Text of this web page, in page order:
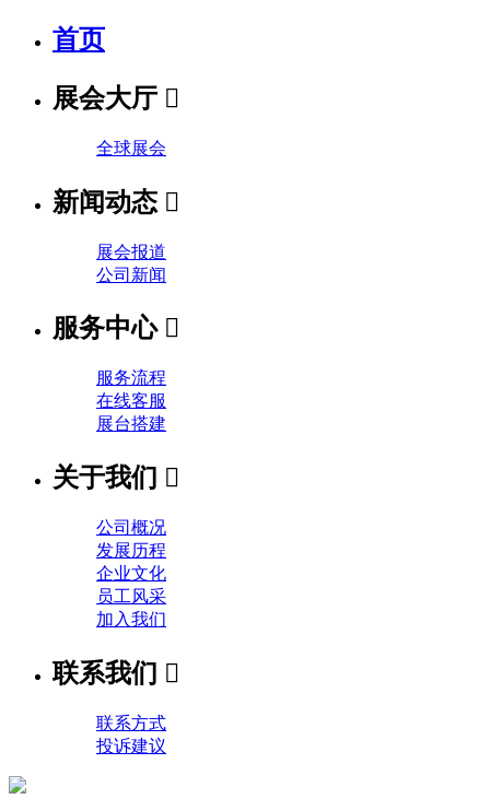
首页
展会大厅 
全球展会
新闻动态 
展会报道
公司新闻
服务中心 
服务流程
在线客服
展台搭建
关于我们 
公司概况
发展历程
企业文化
员工风采
加入我们
联系我们 
联系方式
投诉建议